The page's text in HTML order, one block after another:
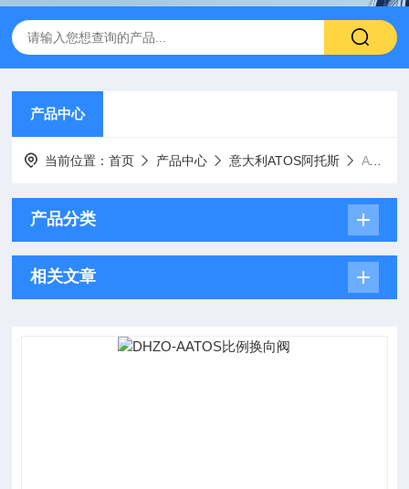
产品中心
当前位置：首页 产品中心 意大利ATOS阿托斯 ATOS比例换向阀
产品分类
相关文章